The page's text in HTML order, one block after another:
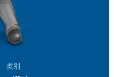
类别